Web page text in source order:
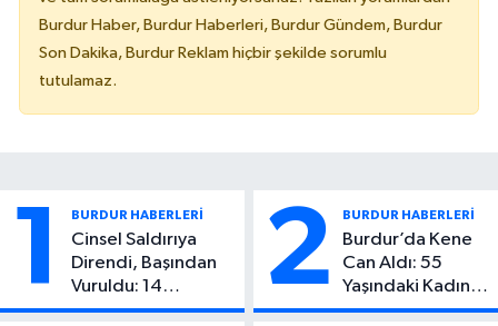
Burdur Haber, Burdur Haberleri, Burdur Gündem, Burdur
Son Dakika, Burdur Reklam hiçbir şekilde sorumlu
tutulamaz.
1 BURDUR HABERLERİ
Cinsel Saldırıya
Direndi, Başından
Vuruldu: 14
Yaşındaki Çocuktan
2 BURDUR HABERLERİ
Burdur’da Kene
Can Aldı: 55
Yaşındaki Kadın
Hayatını Kaybetti